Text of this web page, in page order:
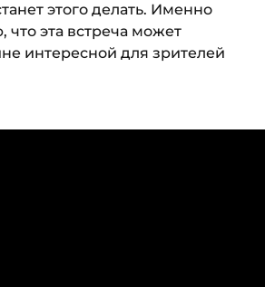
этого делать. Именно
что эта встреча может
интересной для зрителей